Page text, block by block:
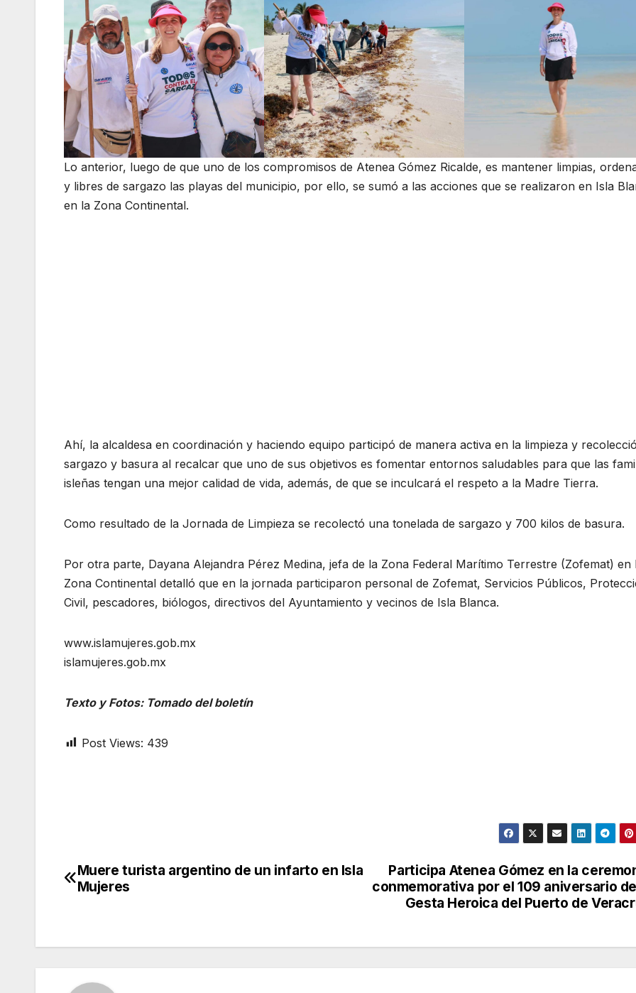
Lo anterior, luego de que uno de los compromisos de Atenea Gómez Ricalde, es mantener limpias,
y libres de sargazo las playas del municipio, por ello, se sumó a las acciones que se realizaron en Isla
en la Zona Continental.
Ahí, la alcaldesa en coordinación y haciendo equipo participó de manera activa en la limpieza y
sargazo y basura al recalcar que uno de sus objetivos es fomentar entornos saludables para que las
isleñas tengan una mejor calidad de vida, además, de que se inculcará el respeto a la Madre Tierra.
Como resultado de la Jornada de Limpieza se recolectó una tonelada de sargazo y 700 kilos de basura.
Por otra parte, Dayana Alejandra Pérez Medina, jefa de la Zona Federal Marítimo Terrestre (Zofemat) en
Zona Continental detalló que en la jornada participaron personal de Zofemat, Servicios Públicos,
Civil, pescadores, biólogos, directivos del Ayuntamiento y vecinos de Isla Blanca.
www.islamujeres.gob.mx
islamujeres.gob.mx
Texto y Fotos: Tomado del boletín
Post Views: 439
Post
Participa Atenea Gómez en la
conmemorativa por el 109 aniversario
Gesta Heroica del Puerto de
Muere turista argentino de un infarto en Isla
Mujeres